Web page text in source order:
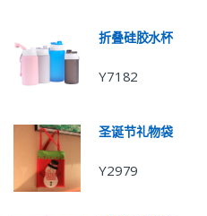
折叠硅胶水杯
Y7182
圣诞节礼物袋
Y2979